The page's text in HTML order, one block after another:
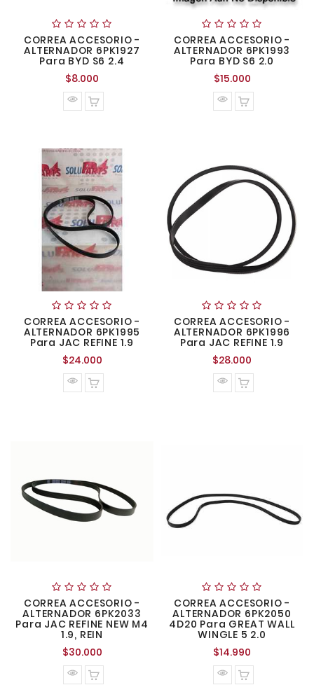
CORREA ACCESORIO -
ALTERNADOR 6PK1927
Para BYD S6 2.4
$8.000
normal
CORREA ACCESORIO -
ALTERNADOR 6PK1993
Para BYD S6 2.0
$15.000Precio
normal
CORREA ACCESORIO -
ALTERNADOR 6PK1995
Para JAC REFINE 1.9
$24.000Precio
normal
CORREA ACCESORIO -
ALTERNADOR 6PK1996
Para JAC REFINE 1.9
$28.000
normal
CORREA ACCESORIO -
ALTERNADOR 6PK2033
Para JAC REFINE NEW M4
1.9, REIN
$30.000Precio
normal
CORREA ACCESORIO -
ALTERNADOR 6PK2050
4D20 Para GREAT WALL
WINGLE 5 2.0
$14.990
normal